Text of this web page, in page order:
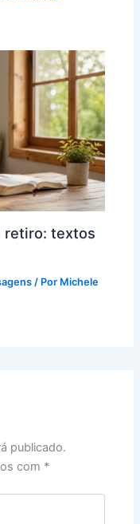
retiro: textos
/ Por Michele
publicado.
com *